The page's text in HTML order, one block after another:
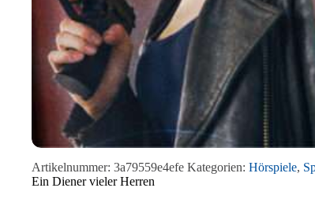
Artikelnummer: 3a79559e4efe Kategorien: Hörspiele,
Ein Diener vieler Herren